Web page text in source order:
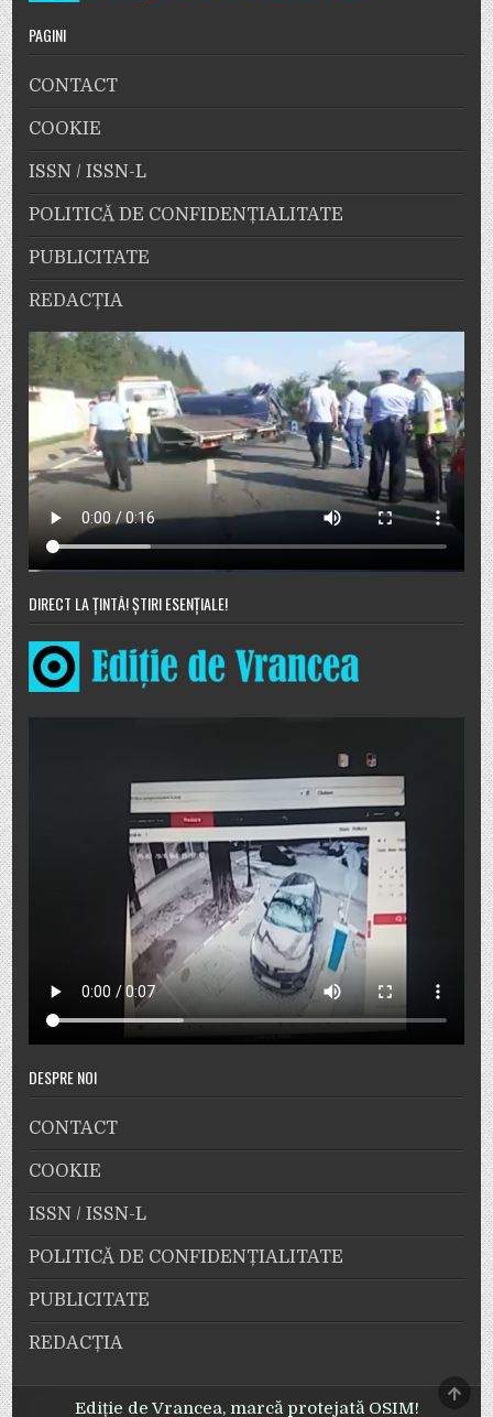
PAGINI
CONTACT
COOKIE
ISSN / ISSN-L
POLITICĂ DE CONFIDENȚIALITATE
PUBLICITATE
REDACȚIA
DIRECT LA ȚINTĂ! ȘTIRI ESENȚIALE!
DESPRE NOI
CONTACT
COOKIE
ISSN / ISSN-L
POLITICĂ DE CONFIDENȚIALITATE
PUBLICITATE
REDACȚIA
Ediție de Vrancea, marcă protejată OSIM!